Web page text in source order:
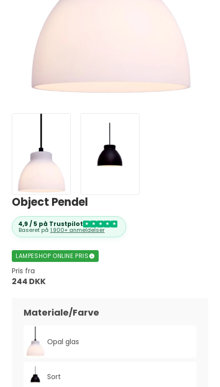
Object Pendel
4,9 / 5 på Trustpilot ★ ★ ★ ★ ★
Baseret på 1.900+ anmeldelser
LAMPESHOP ONLINE PRIS
Pris fra
244 DKK
Materiale/Farve
Opal glas
Sort